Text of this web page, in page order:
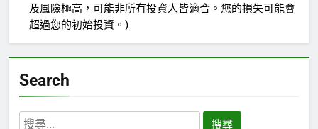
及風險極高，可能非所有投資人皆適合。您的損失可能會
超過您的初始投資。)
Search
搜